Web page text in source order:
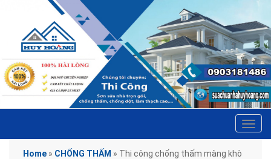
Home » CHỐNG THẤM » Thi công chống thấm màng khò